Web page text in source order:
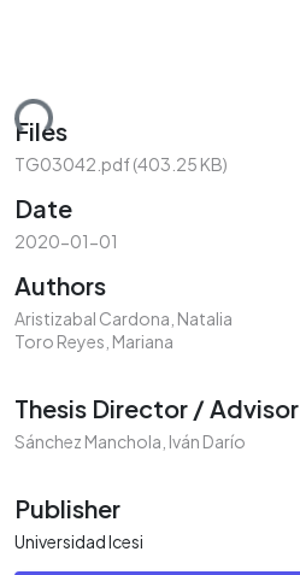
Files
TG03042.pdf(403.25 KB)
Date
2020-01-01
Authors
Aristizabal Cardona, Natalia
Toro Reyes, Mariana
Thesis Director / Advisor
Sánchez Manchola, Iván Darío
Publisher
Universidad Icesi